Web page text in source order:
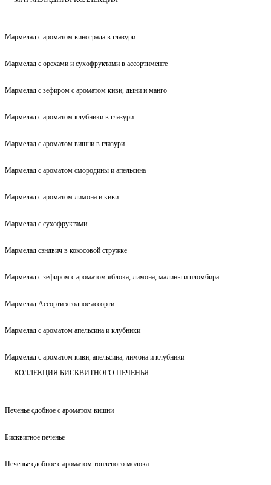
Мармелад с ароматом винограда в глазури
Мармелад с орехами и сухофруктами в ассортименте
Мармелад с зефиром с ароматом киви, дыни и манго
Мармелад с ароматом клубники в глазури
Мармелад с ароматом вишни в глазури
Мармелад с ароматом смородины и апельсина
Мармелад с ароматом лимона и киви
Мармелад с сухофруктами
Мармелад сэндвич в кокосовой стружке
Мармелад с зефиром с ароматом яблока, лимона, малины и пломбира
Мармелад Ассорти ягодное ассорти
Мармелад с ароматом апельсина и клубники
Мармелад с ароматом киви, апельсина, лимона и клубники
КОЛЛЕКЦИЯ БИСКВИТНОГО ПЕЧЕНЬЯ
Печенье сдобное с ароматом вишни
Бисквитное печенье
Печенье сдобное с ароматом топленого молока